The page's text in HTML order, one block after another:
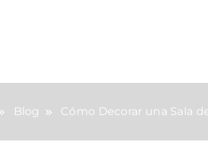
Blog Cómo Decorar una Sala